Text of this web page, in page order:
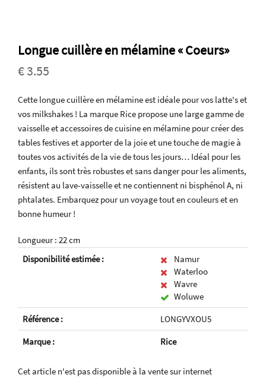
Longue cuillère en mélamine « Coeurs»
€ 3.55
Cette longue cuillère en mélamine est idéale pour vos latte's et
vos milkshakes ! La marque Rice propose une large gamme de
vaisselle et accessoires de cuisine en mélamine pour créer des
tables festives et apporter de la joie et une touche de magie à
toutes vos activités de la vie de tous les jours… Idéal pour les
enfants, ils sont très robustes et sans danger pour les aliments,
résistent au lave-vaisselle et ne contiennent ni bisphénol A, ni
phtalates. Embarquez pour un voyage tout en couleurs et en
bonne humeur !
Longueur : 22 cm
Disponibilité estimée :
Namur
Waterloo
Wavre
Woluwe
Référence :
LONGYVXOU5
Marque :
Rice
Cet article n'est pas disponible à la vente sur internet